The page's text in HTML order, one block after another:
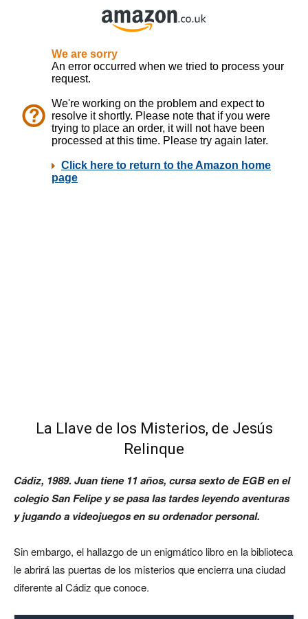
La Llave de los Misterios, de Jesús
Relinque
Cádiz, 1989. Juan tiene 11 años, cursa sexto de EGB en el
colegio San Felipe y se pasa las tardes leyendo aventuras
y jugando a videojuegos en su ordenador personal.
Sin embargo, el hallazgo de un enigmático libro en la biblioteca
le abrirá las puertas de los misterios que encierra una ciudad
diferente al Cádiz que conoce.